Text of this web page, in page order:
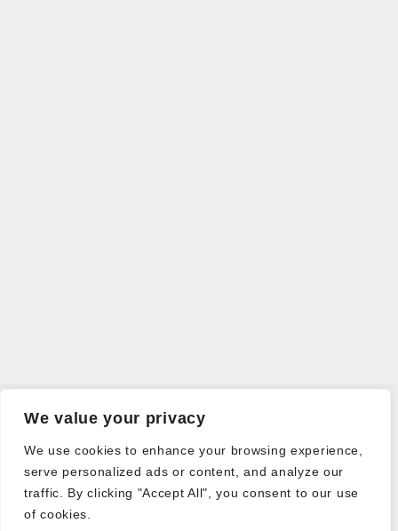
We value your privacy
We use cookies to enhance your browsing experience,
serve personalized ads or content, and analyze our
traffic. By clicking "Accept All", you consent to our use
of cookies.